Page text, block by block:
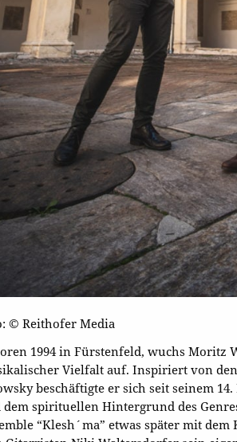
© Reithofer Media
1994 in Fürstenfeld, wuchs Moritz
Vielfalt auf. Inspiriert von
beschäftigte er sich seit seinem
spirituellen Hintergrund des
“Klesh´ma” etwas später mit